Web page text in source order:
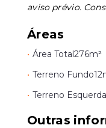
aviso prévio.
Áreas
• Área Total276m²
• Terreno Fundo
• Terreno Esquerda
Outras